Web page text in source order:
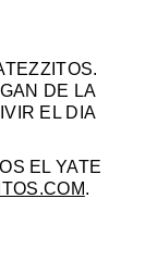
DE LA
EL DIA
EL YATE
.